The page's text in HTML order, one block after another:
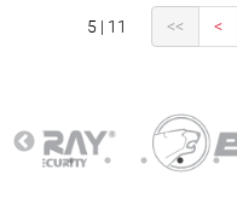
5 | 11 << <